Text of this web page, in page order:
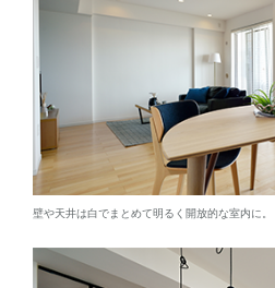
壁や天井は白でまとめて明るく開放的な室内に。